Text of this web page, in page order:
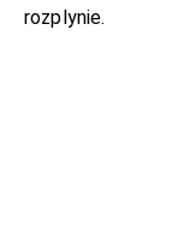
rozplynie.